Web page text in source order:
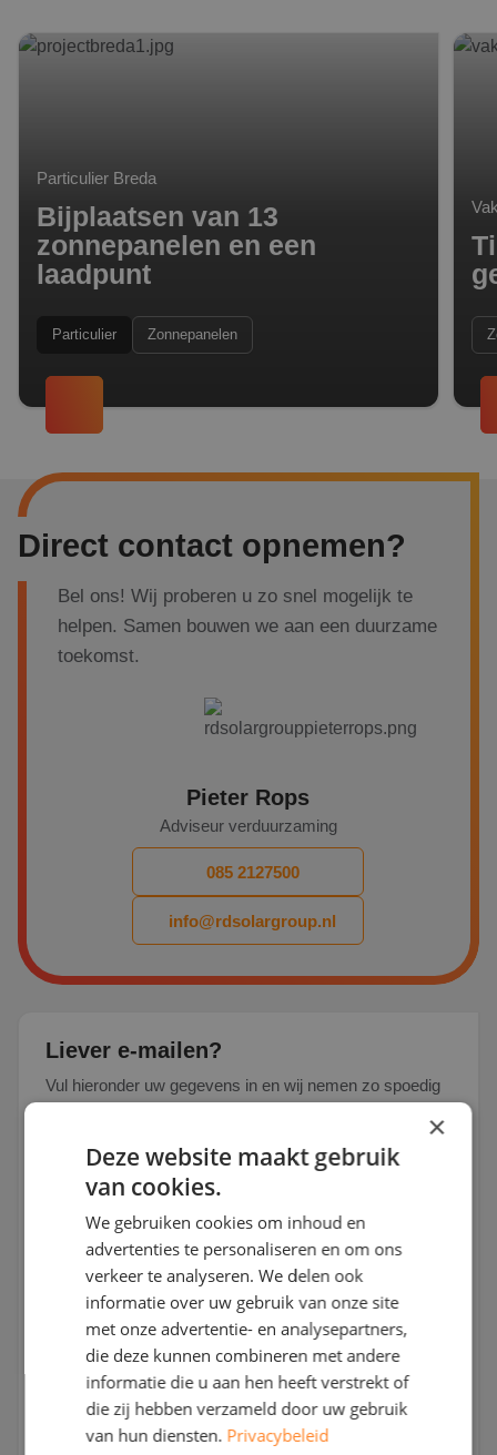
Particulier Breda
Bijplaatsen van 13
zonnepanelen en een
laadpunt
Particulier Zonnepanelen
Bijplaatsen van 13 zonnepanelen en een laadpunt
Direct contact opnemen?
Bel ons! Wij proberen u zo snel mogelijk te
helpen. Samen bouwen we aan een duurzame
toekomst.
Pieter Rops
Adviseur verduurzaming
085 2127500
info@rdsolargroup.nl
Liever e-mailen?
Vul hieronder uw gegevens in en wij nemen zo spoedig
×
Deze website maakt gebruik
van cookies.
We gebruiken cookies om inhoud en
advertenties te personaliseren en om ons
verkeer te analyseren. We delen ook
informatie over uw gebruik van onze site
met onze advertentie- en analysepartners,
die deze kunnen combineren met andere
informatie die u aan hen heeft verstrekt of
die zij hebben verzameld door uw gebruik
van hun diensten. Privacybeleid